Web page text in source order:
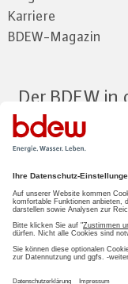
Karriere
BDEW-Magazin
Der BDEW